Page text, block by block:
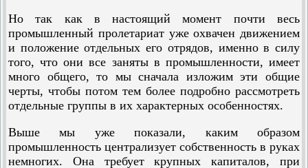
Но так как в настоящий момент почти весь
промышленный пролетариат уже охвачен движением
и положение отдельных его отрядов, именно в силу
того, что они все заняты в промышленности, имеет
много общего, то мы сначала изложим эти общие
черты, чтобы потом тем более подробно рассмотреть
отдельные группы в их характерных особенностях.
Выше мы уже показали, каким образом
промышленность централизует собственность в руках
немногих. Она требует крупных капиталов, при